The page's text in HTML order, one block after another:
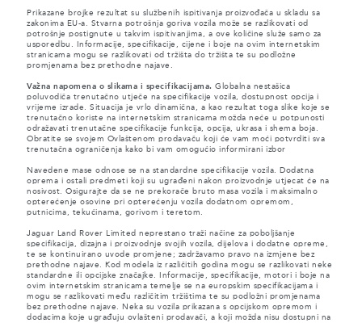
Prikazane brojke rezultat su službenih ispitivanja proizvođača u skladu sa
zakonima EU-a. Stvarna potrošnja goriva vozila može se razlikovati od
potrošnje postignute u takvim ispitivanjima, a ove količine služe samo za
usporedbu. Informacije, specifikacije, cijene i boje na ovim internetskim
stranicama mogu se razlikovati od tržišta do tržišta te su podložne
promjenama bez prethodne najave.
Važna napomena o slikama i specifikacijama. Globalna nestašica
poluvodiča trenutačno utječe na specifikacije vozila, dostupnost opcija i
vrijeme izrade. Situacija je vrlo dinamična, a kao rezultat toga slike koje se
trenutačno koriste na internetskim stranicama možda neće u potpunosti
odražavati trenutačne specifikacije funkcija, opcija, ukrasa i shema boja.
Obratite se svojem Ovlaštenom prodavaču koji će vam moći potvrditi sva
trenutačna ograničenja kako bi vam omogućio informirani izbor
Navedene mase odnose se na standardne specifikacije vozila. Dodatna
oprema i ostali predmeti koji su ugrađeni nakon proizvodnje utjecat će na
nosivost. Osigurajte da se ne prekorače bruto masa vozila i maksimalno
opterećenje osovine pri opterećenju vozila dodatnom opremom,
putnicima, tekućinama, gorivom i teretom.
Jaguar Land Rover Limited neprestano traži načine za poboljšanje
specifikacija, dizajna i proizvodnje svojih vozila, dijelova i dodatne opreme,
te se kontinuirano uvode promjene; zadržavamo pravo na izmjene bez
prethodne najave. Kod modela iz različitih godina mogu se razlikovati neke
standardne ili opcijske značajke. Informacije, specifikacije, motori i boje na
ovim internetskim stranicama temelje se na europskim specifikacijama i
mogu se razlikovati među različitim tržištima te su podložni promjenama
bez prethodne najave. Neka su vozila prikazana s opcijskom opremom i
dodacima koje ugrađuju ovlašteni prodavači, a koji možda nisu dostupni na